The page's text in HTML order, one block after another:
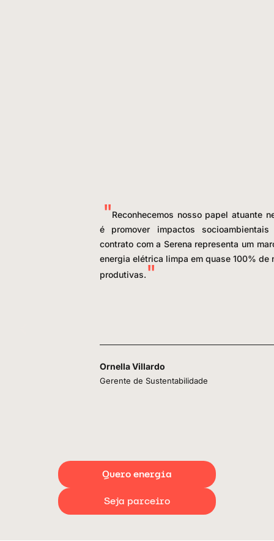
Reconhecemos nosso papel atuante
é promover impactos
contrato com a Serena representa um
energia elétrica limpa em quase 100% de
produtivas.
Ornella Villardo
Gerente de Sustentabilidade
Quero energia
Seja parceiro